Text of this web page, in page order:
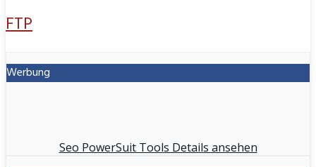
FTP
Werbung
Seo PowerSuit Tools Details ansehen